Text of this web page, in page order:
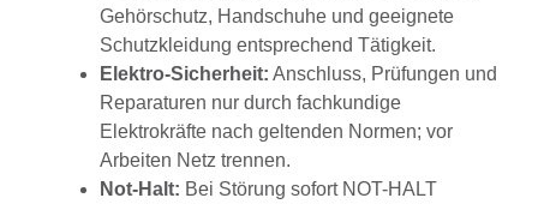
Gehörschutz, Handschuhe und geeignete
Schutzkleidung entsprechend Tätigkeit.
Elektro-Sicherheit: Anschluss, Prüfungen und
Reparaturen nur durch fachkundige
Elektrokräfte nach geltenden Normen; vor
Arbeiten Netz trennen.
Not-Halt: Bei Störung sofort NOT-HALT